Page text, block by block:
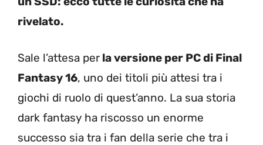
rivelato.
Sale l’attesa per la versione per PC di Final
Fantasy 16, uno dei titoli più attesi tra i
giochi di ruolo di quest’anno. La sua storia
dark fantasy ha riscosso un enorme
successo sia tra i fan della serie che tra i